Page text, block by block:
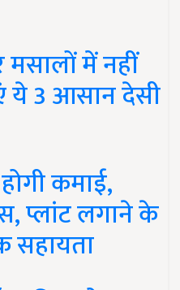
में नहीं
ये 3 आसान देसी
कमाई,
प्लांट लगाने के
सहायता